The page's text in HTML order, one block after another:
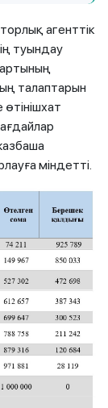
агенттік
туындау
талаптарын
міндетті.